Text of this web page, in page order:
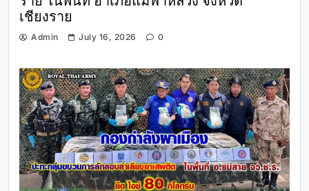
เชียงราย
Admin July 16, 2026 0